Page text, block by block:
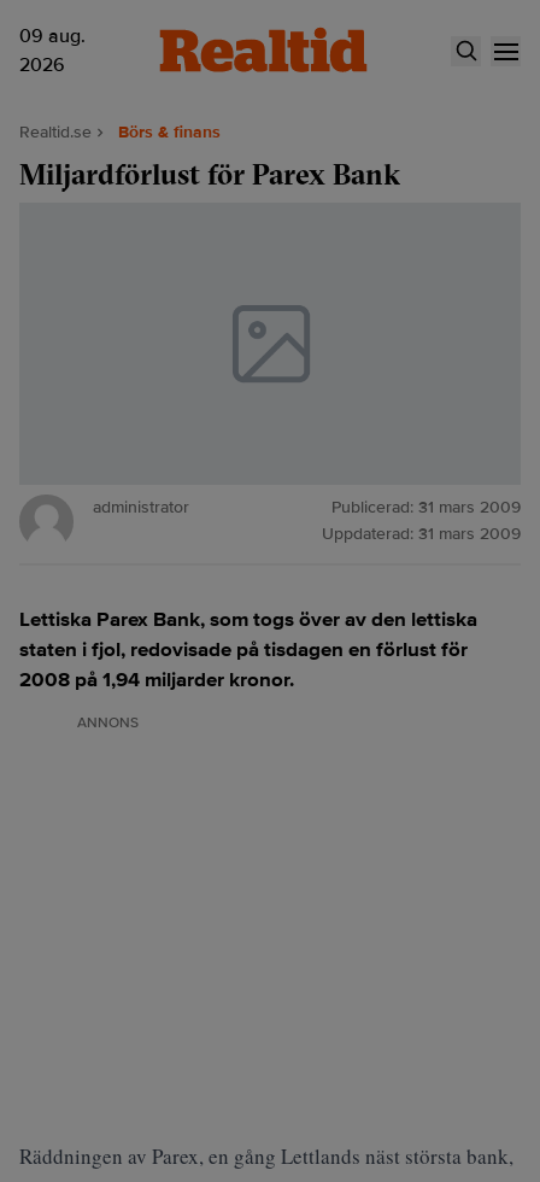
09 aug.
2026
Realtid.se Börs & finans
Miljardförlust för Parex Bank
administrator Publicerad: 31 mars 2009
Uppdaterad: 31 mars 2009
Lettiska Parex Bank, som togs över av den lettiska
staten i fjol, redovisade på tisdagen en förlust för
2008 på 1,94 miljarder kronor.
ANNONS
Räddningen av Parex, en gång Lettlands näst största bank,